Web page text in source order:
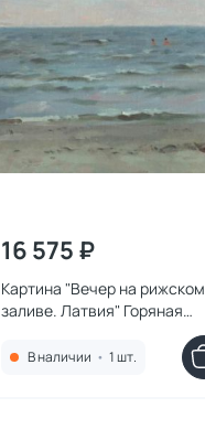
16 575 ₽
Картина "Вечер на рижском
заливе. Латвия" Горяная
В наличии • 1 шт.